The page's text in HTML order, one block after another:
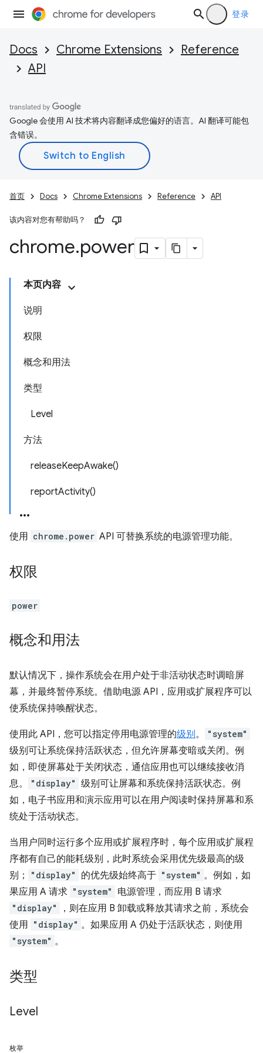
登录
Docs Chrome Extensions
Reference
API
Google 会使用 AI 技术将内容翻译成您偏好的语言。AI 翻译可能包
含错误。
首页 Docs Chrome Extensions Reference API
该内容对您有帮助吗？
chrome.power
本页内容
说明
权限
概念和用法
类型
Level
方法
releaseKeepAwake()
reportActivity()
使用 chrome.power API 可替换系统的电源管理功能。
权限
power
概念和用法
默认情况下，操作系统会在用户处于非活动状态时调暗屏
幕，并最终暂停系统。借助电源 API，应用或扩展程序可以
使系统保持唤醒状态。
使用此 API，您可以指定停用电源管理的级别。 "system"
级别可让系统保持活跃状态，但允许屏幕变暗或关闭。例
如，即使屏幕处于关闭状态，通信应用也可以继续接收消
息。
"display" 级别可让屏幕和系统保持活跃状态。例
如，电子书应用和演示应用可以在用户阅读时保持屏幕和系
统处于活动状态。
当用户同时运行多个应用或扩展程序时，每个应用或扩展程
序都有自己的能耗级别，此时系统会采用优先级最高的级
别；
"display" 的优先级始终高于 "system" 。例如，如
果应用 A 请求 "system" 电源管理，而应用 B 请求
"display"
，则在应用 B 卸载或释放其请求之前，系统会
使用 "display" 。如果应用 A 仍处于活跃状态，则使用
"system" 。
类型
Level
枚举